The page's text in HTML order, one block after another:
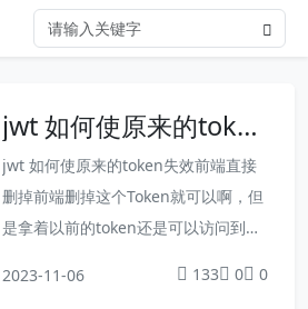
jwt 如何使原来的token
失效
jwt 如何使原来的token失效前端直接
删掉前端删掉这个Token就可以啊，但
是拿着以前的token还是可以访问到，
2023-11-06 133 0 0